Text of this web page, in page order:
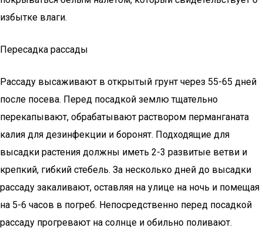
избытке влаги.
Пересадка рассады
Рассаду высаживают в открытый грунт через 55-65 дней
после посева. Перед посадкой землю тщательно
перекапывают, обрабатывают раствором перманганата
калия для дезинфекции и боронят. Подходящие для
высадки растения должны иметь 2-3 развитые ветви и
крепкий, гибкий стебель. За несколько дней до высадки
рассаду закаливают, оставляя на улице на ночь и помещая
на 5-6 часов в погреб. Непосредственно перед посадкой
рассаду прогревают на солнце и обильно поливают.